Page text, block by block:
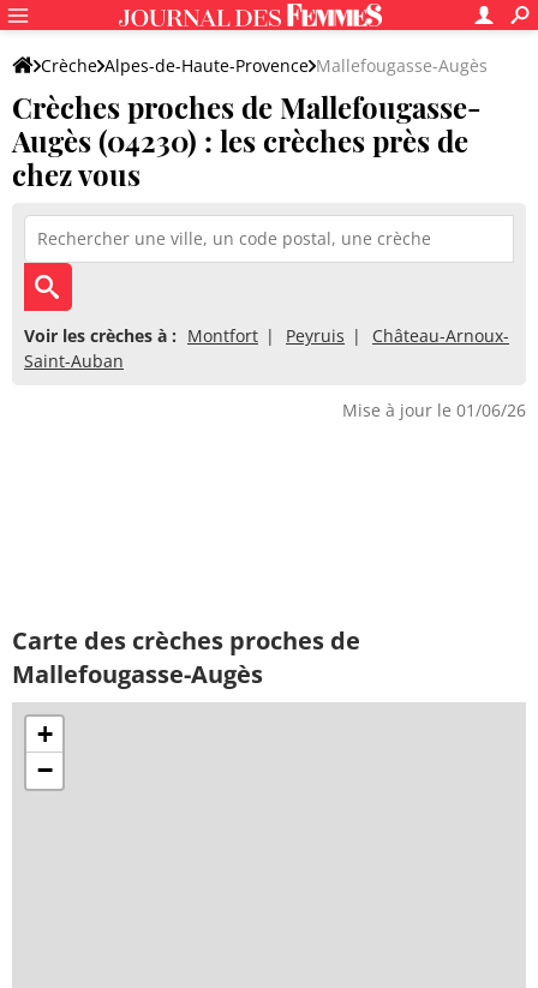
Crèche Alpes-de-Haute-Provence Mallefougasse-Augès
Crèches proches de Mallefougasse-
Augès (04230) : les crèches près de
chez vous
Voir les crèches à : Montfort Peyruis
Château-Arnoux-
Saint-Auban
Mise à jour le 01/06/26
Carte des crèches proches de
Mallefougasse-Augès
+
−